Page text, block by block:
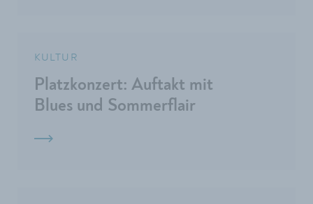
KULTUR
Platzkonzert: Auftakt mit
Blues und Sommerflair